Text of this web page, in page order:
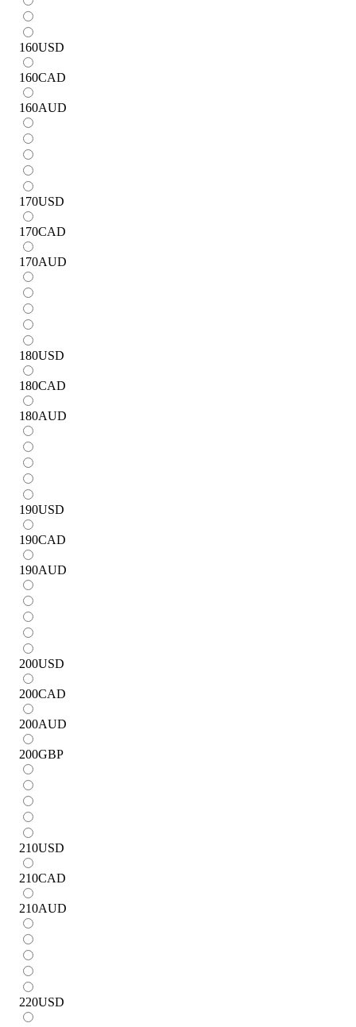
160USD
160CAD
160AUD
170USD
170CAD
170AUD
180USD
180CAD
180AUD
190USD
190CAD
190AUD
200USD
200CAD
200AUD
200GBP
210USD
210CAD
210AUD
220USD